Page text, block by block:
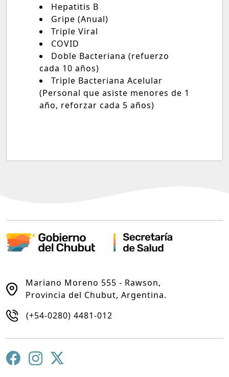
Hepatitis B
Gripe (Anual)
Triple Viral
COVID
Doble Bacteriana (refuerzo
cada 10 años)
Triple Bacteriana Acelular
(Personal que asiste menores de 1
año, reforzar cada 5 años)
Mariano Moreno 555 - Rawson,
Provincia del Chubut, Argentina.
(+54-0280) 4481-012